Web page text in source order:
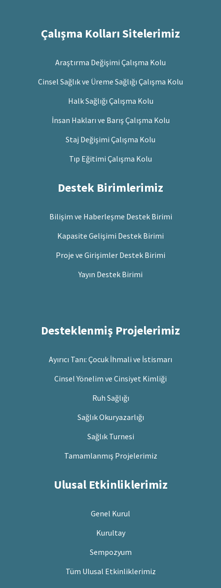
Çalışma Kolları Sitelerimiz
Araştırma Değişimi Çalışma Kolu
Cinsel Sağlık ve Üreme Sağlığı Çalışma Kolu
Halk Sağlığı Çalışma Kolu
İnsan Hakları ve Barış Çalışma Kolu
Staj Değişimi Çalışma Kolu
Tıp Eğitimi Çalışma Kolu
Destek Birimlerimiz
Bilişim ve Haberleşme Destek Birimi
Kapasite Gelişimi Destek Birimi
Proje ve Girişimler Destek Birimi
Yayın Destek Birimi
Desteklenmiş Projelerimiz
Ayırıcı Tanı: Çocuk İhmali ve İstismarı
Cinsel Yönelim ve Cinsiyet Kimliği
Ruh Sağlığı
Sağlık Okuryazarlığı
Sağlık Turnesi
Tamamlanmış Projelerimiz
Ulusal Etkinliklerimiz
Genel Kurul
Kurultay
Sempozyum
Tüm Ulusal Etkinliklerimiz